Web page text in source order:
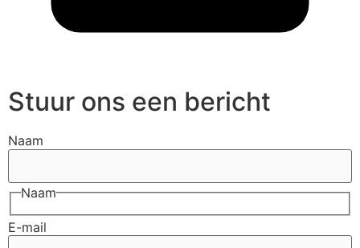
Stuur ons een bericht
Naam
Naam
E-mail